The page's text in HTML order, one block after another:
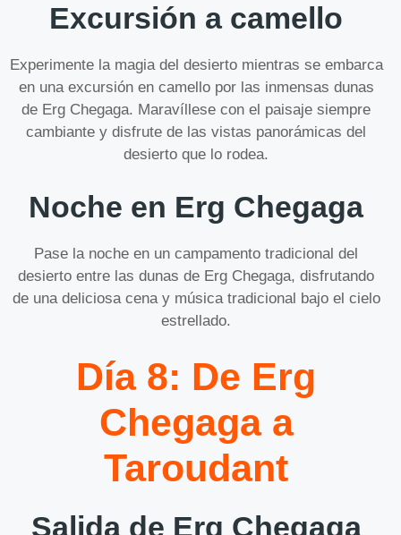
Excursión a camello
Experimente la magia del desierto mientras se embarca
en una excursión en camello por las inmensas dunas
de Erg Chegaga. Maravíllese con el paisaje siempre
cambiante y disfrute de las vistas panorámicas del
desierto que lo rodea.
Noche en Erg Chegaga
Pase la noche en un campamento tradicional del
desierto entre las dunas de Erg Chegaga, disfrutando
de una deliciosa cena y música tradicional bajo el cielo
estrellado.
Día 8: De Erg
Chegaga a
Taroudant
Salida de Erg Chegaga